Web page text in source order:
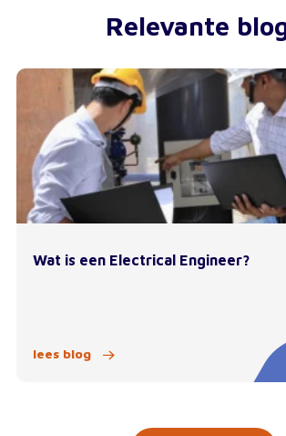
Relevante
Wat is een Electrical Engineer?
lees blog